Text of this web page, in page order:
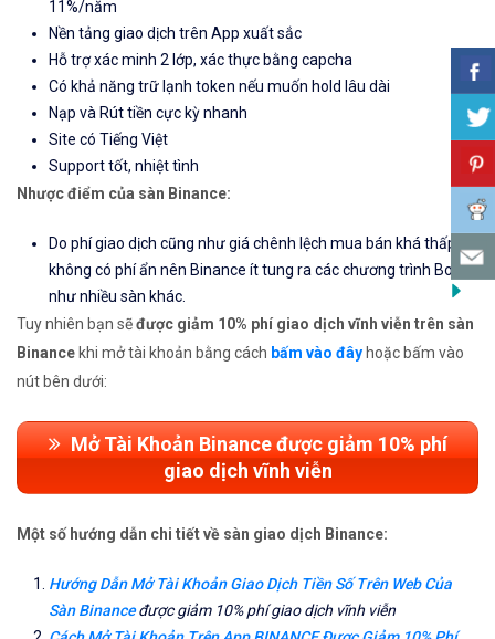
11%/năm
Nền tảng giao dịch trên App xuất sắc
Hỗ trợ xác minh 2 lớp, xác thực bằng capcha
Có khả năng trữ lạnh token nếu muốn hold lâu dài
Nạp và Rút tiền cực kỳ nhanh
Site có Tiếng Việt
Support tốt, nhiệt tình
Nhược điểm của sàn Binance:
Do phí giao dịch cũng như giá chênh lệch mua bán khá thấp và
không có phí ẩn nên Binance ít tung ra các chương trình Bonus
như nhiều sàn khác.
Tuy nhiên bạn sẽđược giảm 10% phí giao dịch vĩnh viễn trên sàn
Binance khi mở tài khoản bằng cách bấm vào đây hoặc bấm vào
nút bên dưới:
Mở Tài Khoản Binance được giảm 10% phí
giao dịch vĩnh viễn
Một số hướng dẫn chi tiết về sàn giao dịch Binance:
Hướng Dẫn Mở Tài Khoản Giao Dịch Tiền Số Trên Web Của
Sàn Binanceđược giảm 10% phí giao dịch vĩnh viễn